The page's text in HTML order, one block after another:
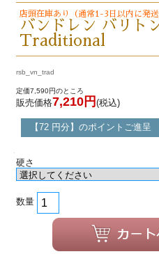
店頭在庫あり（通常1-3日以内に発送
バンドレン バリト
Traditional
rsb_vn_trad
定価7,590円のところ
販売価格7,210円 (税込)
【72 円分】のポイントご進呈
硬さ
数量